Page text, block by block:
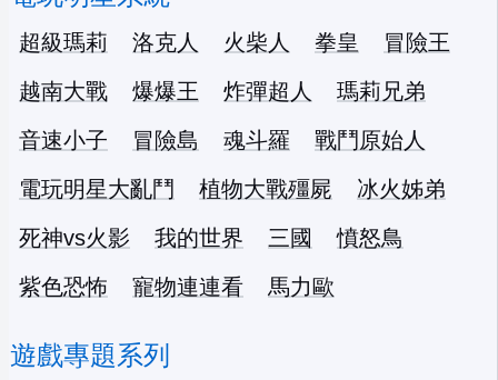
超級瑪莉 洛克人 火柴人 拳皇
冒險王
越南大戰
爆爆王 炸彈超人
瑪莉兄弟
音速小子
冒險島 魂斗羅
戰鬥原始人
電玩明星大亂鬥
植物大戰殭屍
冰火姊弟
死神vs火影
我的世界 三國
憤怒鳥
紫色恐怖
寵物連連看 馬力歐
遊戲專題系列